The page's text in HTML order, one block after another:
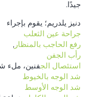
جيدًا.
دنيز يلدريم؛ يقوم بإجراء
جراحة عين الثعلب
رفع الحاجب بالمنظار,
رأب الجفن
استئصال الجفنين، ملء
شد الوجه بالخيوط
شد الوجه الأوسط